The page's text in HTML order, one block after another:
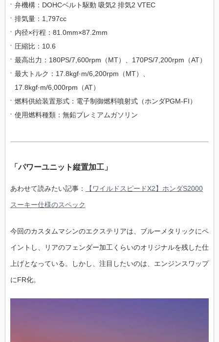
弁機構：DOHCベルト駆動 吸気2 排気2 VTEC
排気量：1,797cc
内径×行程：81.0mm×87.2mm
圧縮比：10.6
最高出力：180PS/7,600rpm（MT）、170PS/7,200rpm（AT）
最大トルク：17.8kgf·m/6,200rpm（MT）、
17.8kgf·m/6,000rpm（AT）
燃料供給装置形式：電子制御燃料噴射式（ホンダPGM-FI）
使用燃料種類：無鉛プレミアムガソリン
「パワーユニット縦置加工」
あわせて読みたい記事： 【ワイルドスピードX2】ホンダS2000
スーキー仕様のスペック
今回のカスタムマシンのエクステリアは、ブルーメタリックにペ
イントし、リアのフェンダー加工くらいのオリジナルを残した仕
上げとなっている。しかし、注目したいのは、エンジンスワップ
にFR化。